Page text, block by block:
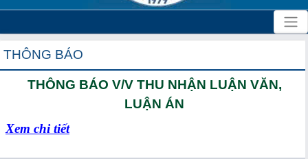
THÔNG BÁO
THÔNG BÁO V/V THU NHẬN LUẬN VĂN,
LUẬN ÁN
Xem chi tiết